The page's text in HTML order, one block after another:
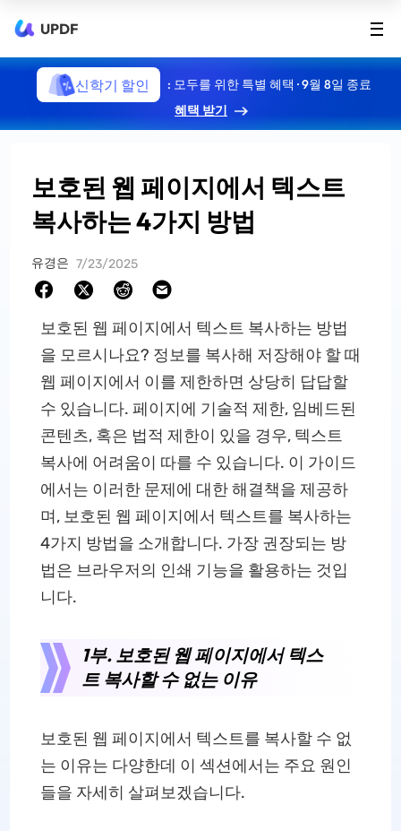
UPDF
신학기 할인
: 모두를 위한 특별 혜택 · 9월 8일 종료
혜택 받기
보호된 웹 페이지에서 텍스트
복사하는 4가지 방법
유경은 7/23/2025
보호된 웹 페이지에서 텍스트 복사하는 방법
을 모르시나요? 정보를 복사해 저장해야 할 때
웹 페이지에서 이를 제한하면 상당히 답답할
수 있습니다. 페이지에 기술적 제한, 임베드된
콘텐츠, 혹은 법적 제한이 있을 경우, 텍스트
복사에 어려움이 따를 수 있습니다. 이 가이드
에서는 이러한 문제에 대한 해결책을 제공하
며, 보호된 웹 페이지에서 텍스트를 복사하는
4가지 방법을 소개합니다. 가장 권장되는 방
법은 브라우저의 인쇄 기능을 활용하는 것입
니다.
1부. 보호된 웹 페이지에서 텍스
트 복사할 수 없는 이유
보호된 웹 페이지에서 텍스트를 복사할 수 없
는 이유는 다양한데 이 섹션에서는 주요 원인
들을 자세히 살펴보겠습니다.